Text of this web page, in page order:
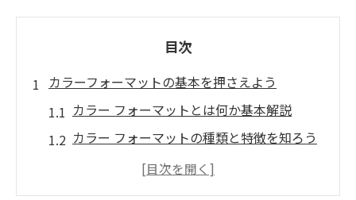
目次
カラーフォーマットの基本を押さえよう
カラー フォーマットとは何か基本解説
カラー フォーマットの種類と特徴を知ろう
RGBやYCbCrなど代表的カラー解説
カラーの表現力とフォーマットの関係性